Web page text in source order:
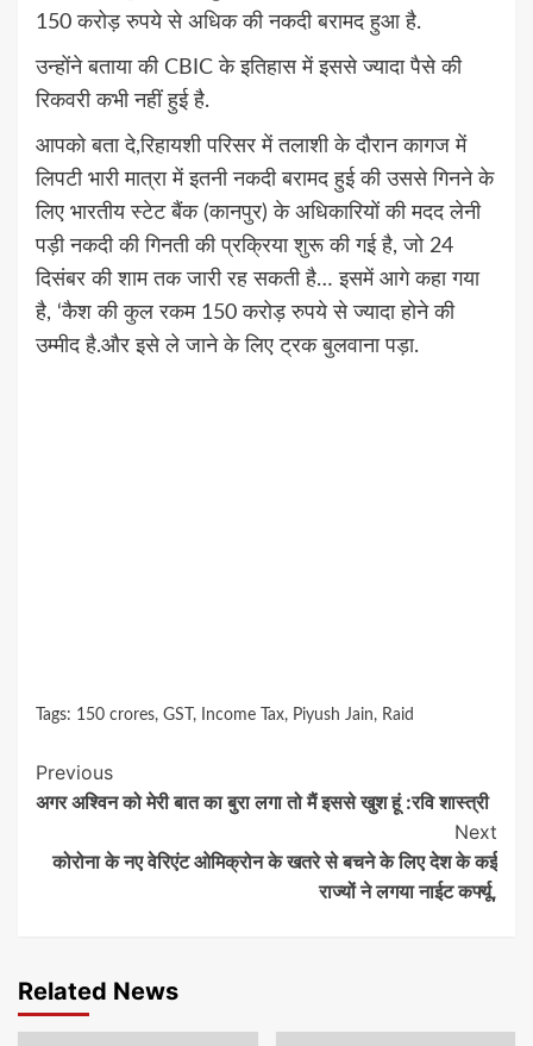
150 करोड़ रुपये से अधिक की नकदी बरामद हुआ है.
उन्होंने बताया की CBIC के इतिहास में इससे ज्यादा पैसे की
रिकवरी कभी नहीं हुई है.
आपको बता दे,रिहायशी परिसर में तलाशी के दौरान कागज में
लिपटी भारी मात्रा में इतनी नकदी बरामद हुई की उससे गिनने के
लिए भारतीय स्टेट बैंक (कानपुर) के अधिकारियों की मदद लेनी
पड़ी नकदी की गिनती की प्रक्रिया शुरू की गई है, जो 24
दिसंबर की शाम तक जारी रह सकती है… इसमें आगे कहा गया
है, ‘कैश की कुल रकम 150 करोड़ रुपये से ज्यादा होने की
उम्मीद है.और इसे ले जाने के लिए ट्रक बुलवाना पड़ा.
Tags: 150 crores, GST , Income Tax, Piyush Jain, Raid
Continue
Reading
Previous
अगर अश्विन को मेरी बात का बुरा लगा तो मैं इससे खुश हूं :रवि शास्त्री
Next
कोरोना के नए वेरिएंट ओमिक्रोन के खतरे से बचने के लिए देश के कई
राज्यों ने लगया नाईट कर्फ्यू,
Related News